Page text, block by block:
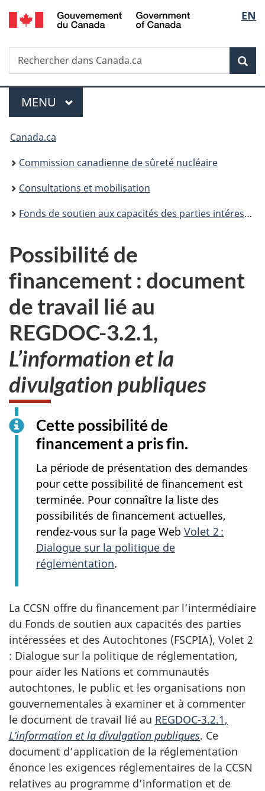
Passer
au
principal
de
la
EN
Recherche
Rechercher
dans
Menu
MENU PRINCIPAL
Vous
êtes
ici
Canada.ca
Commission canadienne de sûreté nucléaire
Consultations et mobilisation
Fonds de soutien aux capacités des parties intéressées et des Autochtones
Possibilité de
financement : document
de travail lié au
REGDOC-3.2.1,
L’information et la
divulgation publiques
Cette possibilité de
financement a pris fin.
La période de présentation des demandes
pour cette possibilité de financement est
terminée. Pour connaître la liste des
possibilités de financement actuelles,
rendez-vous sur la page Web Volet 2 :
Dialogue sur la politique de
réglementation.
La CCSN offre du financement par l’intermédiaire
du Fonds de soutien aux capacités des parties
intéressées et des Autochtones (FSCPIA), Volet 2
: Dialogue sur la politique de réglementation,
pour aider les Nations et communautés
autochtones, le public et les organisations non
gouvernementales à examiner et à commenter
le document de travail lié au REGDOC-3.2.1,
L’information et la divulgation publiques. Ce
document d’application de la réglementation
énonce les exigences réglementaires de la CCSN
relatives au programme d’information et de